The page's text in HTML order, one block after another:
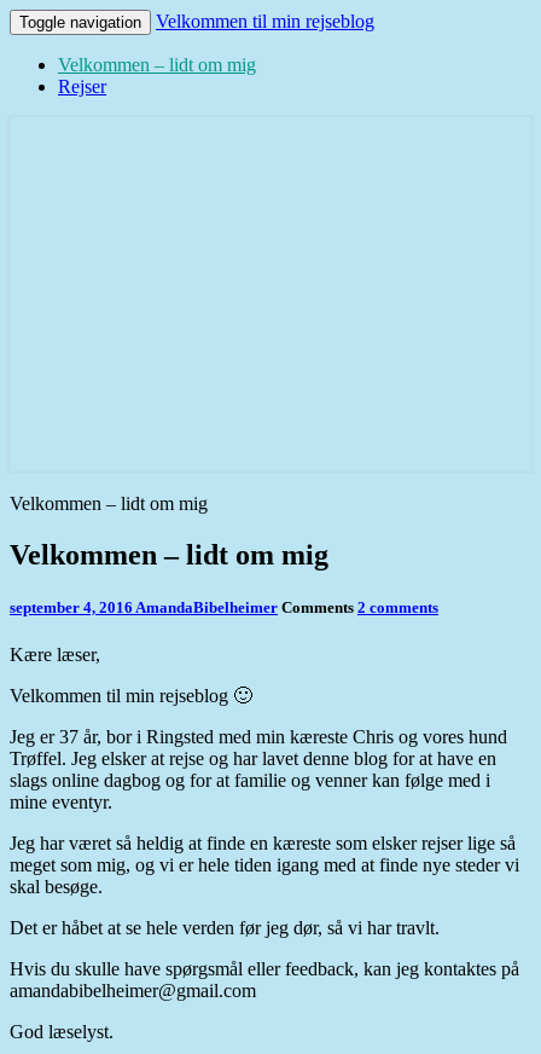
Toggle navigation Velkommen til min rejseblog
Velkommen – lidt om mig
Rejser
Velkommen – lidt om mig
Velkommen – lidt om mig
september 4, 2016 AmandaBibelheimer Comments 2 comments
Kære læser,
Velkommen til min rejseblog 🙂
Jeg er 37 år, bor i Ringsted med min kæreste Chris og vores hund
Trøffel. Jeg elsker at rejse og har lavet denne blog for at have en
slags online dagbog og for at familie og venner kan følge med i
mine eventyr.
Jeg har været så heldig at finde en kæreste som elsker rejser lige så
meget som mig, og vi er hele tiden igang med at finde nye steder vi
skal besøge.
Det er håbet at se hele verden før jeg dør, så vi har travlt.
Hvis du skulle have spørgsmål eller feedback, kan jeg kontaktes på
amandabibelheimer@gmail.com
God læselyst.